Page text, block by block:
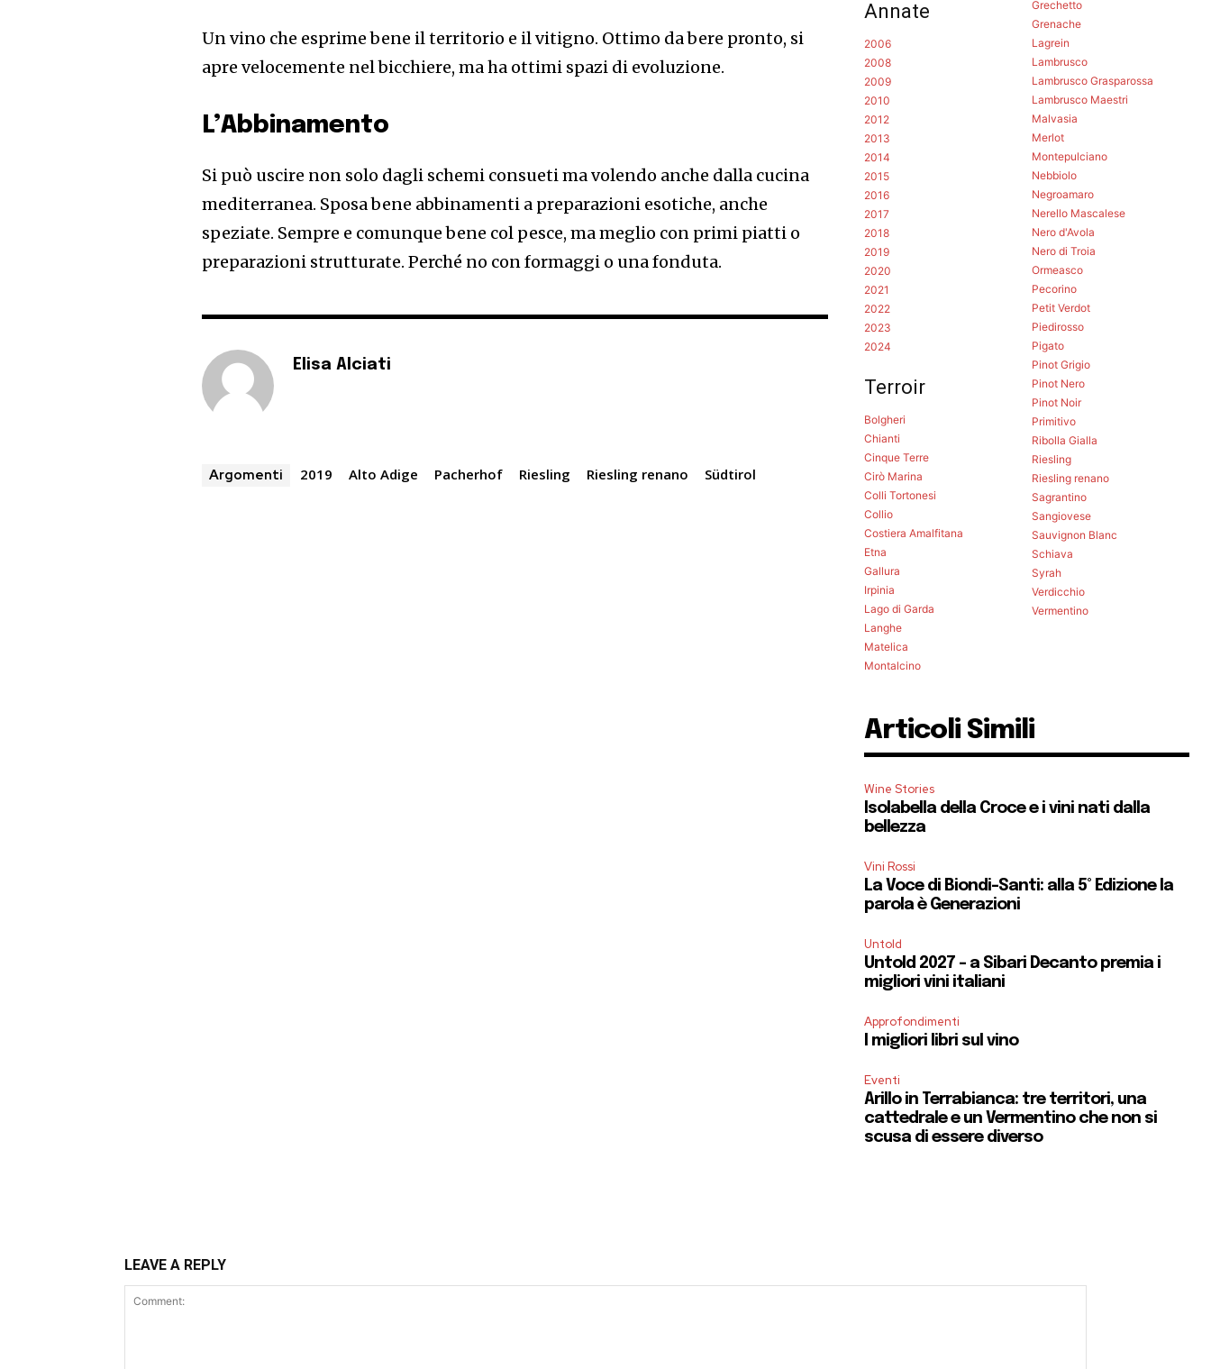
Un vino che esprime bene il territorio e il vitigno. Ottimo da bere pronto, si
apre velocemente nel bicchiere, ma ha ottimi spazi di evoluzione.
L’Abbinamento
Si può uscire non solo dagli schemi consueti ma volendo anche dalla cucina
mediterranea. Sposa bene abbinamenti a preparazioni esotiche, anche
speziate. Sempre e comunque bene col pesce, ma meglio con primi piatti o
preparazioni strutturate. Perché no con formaggi o una fonduta.
Elisa Alciati
Argomenti 2019 Alto Adige Pacherhof Riesling Riesling renano Südtirol
Annate
2006
2008
2009
2010
2012
2013
2014
2015
2016
2017
2018
2019
2020
2021
2022
2023
2024
Terroir
Bolgheri
Chianti
Cinque Terre
Cirò Marina
Colli Tortonesi
Collio
Costiera Amalfitana
Etna
Gallura
Irpinia
Lago di Garda
Langhe
Matelica
Montalcino
Grechetto
Grenache
Lagrein
Lambrusco
Lambrusco Grasparossa
Lambrusco Maestri
Malvasia
Merlot
Montepulciano
Nebbiolo
Negroamaro
Nerello Mascalese
Nero d'Avola
Nero di Troia
Ormeasco
Pecorino
Petit Verdot
Piedirosso
Pigato
Pinot Grigio
Pinot Nero
Pinot Noir
Primitivo
Ribolla Gialla
Riesling
Riesling renano
Sagrantino
Sangiovese
Sauvignon Blanc
Schiava
Syrah
Verdicchio
Vermentino
Articoli Simili
Wine Stories
Isolabella della Croce e i vini nati dalla
bellezza
Vini Rossi
La Voce di Biondi-Santi: alla 5° Edizione la
parola è Generazioni
Untold
Untold 2027 – a Sibari Decanto premia i
migliori vini italiani
Approfondimenti
I migliori libri sul vino
Eventi
Arillo in Terrabianca: tre territori, una
cattedrale e un Vermentino che non si
scusa di essere diverso
LEAVE A REPLY